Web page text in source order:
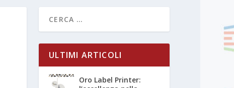
ULTIMI ARTICOLI
Oro Label Printer: